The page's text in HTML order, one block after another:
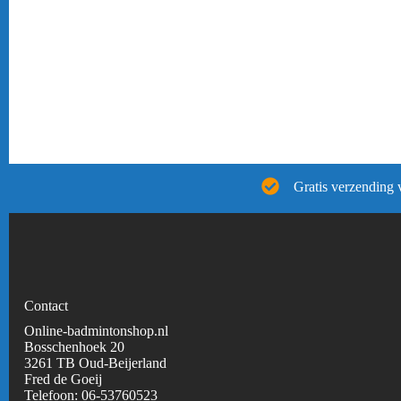
Gratis verzending
Contact
Online-badmintonshop.nl
Bosschenhoek 20
3261 TB Oud-Beijerland
Fred de Goeij
Telefoon: 06-53760523